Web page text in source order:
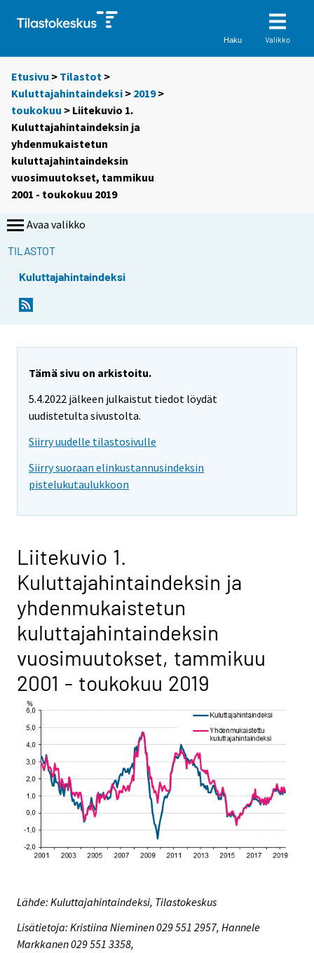
Haku Valikko
Etusivu > Tilastot >
Kuluttajahintaindeksi > 2019>
toukokuu > Liitekuvio 1.
Kuluttajahintaindeksin ja
yhdenmukaistetun
kuluttajahintaindeksin
vuosimuutokset, tammikuu
2001 - toukokuu 2019
Avaa valikko
TILASTOT
Kuluttajahintaindeksi
Tämä sivu on arkistoitu.
5.4.2022 jälkeen julkaistut tiedot löydät
uudistetulta sivustolta.
Siirry uudelle tilastosivulle
Siirry suoraan elinkustannusindeksin
pistelukutaulukkoon
Liitekuvio 1.
Kuluttajahintaindeksin ja
yhdenmukaistetun
kuluttajahintaindeksin
vuosimuutokset, tammikuu
2001 - toukokuu 2019
Lähde: Kuluttajahintaindeksi, Tilastokeskus
Lisätietoja: Kristiina Nieminen 029 551 2957, Hannele
Markkanen 029 551 3358,